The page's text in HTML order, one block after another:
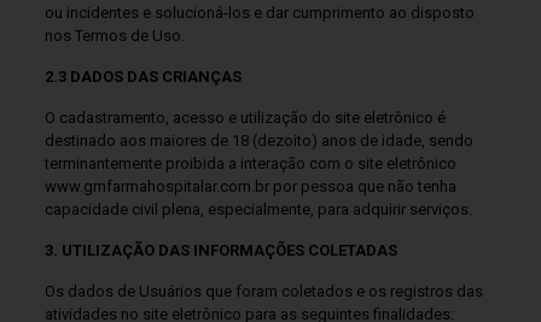
ou incidentes e solucioná-los e dar cumprimento ao disposto
nos Termos de Uso.
2.3 DADOS DAS CRIANÇAS
O cadastramento, acesso e utilização do site eletrônico é
destinado aos maiores de 18 (dezoito) anos de idade, sendo
terminantemente proibida a interação com o site eletrônico
www.gmfarmahospitalar.com.br por pessoa que não tenha
capacidade civil plena, especialmente, para adquirir serviços.
3. UTILIZAÇÃO DAS INFORMAÇÕES COLETADAS
Os dados de Usuários que foram coletados e os registros das
atividades no site eletrônico para as seguintes finalidades: